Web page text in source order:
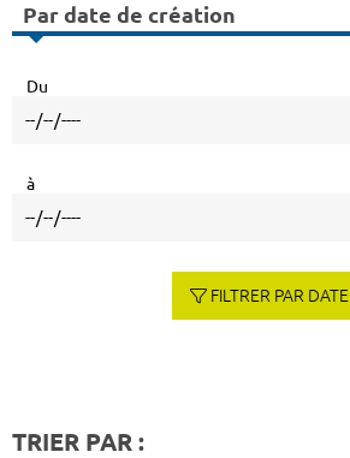
Par date de création
Du
à
FILTRER PAR DATE
TRIER PAR :